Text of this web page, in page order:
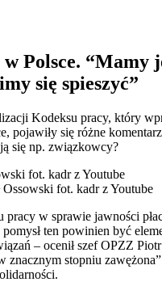
w Polsce. “Mamy
się spieszyć”
Kodeksu pracy, który
pojawiły się różne
się np. związkowcy?
Ossowski fot. kadr z Youtube
pracy w sprawie jawności
ten powinien być
– ocenił szef OPZZ
znacznym stopniu